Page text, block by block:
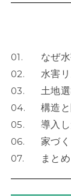
01. なぜ
02. 水害
03. 土地
04. 構造
05. 導入
06. 家づ
07. まとめ